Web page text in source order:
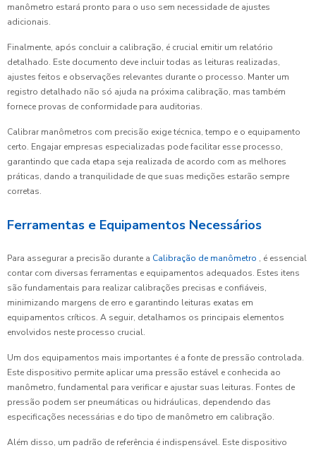
manômetro estará pronto para o uso sem necessidade de ajustes
adicionais.
Finalmente, após concluir a calibração, é crucial emitir um relatório
detalhado. Este documento deve incluir todas as leituras realizadas,
ajustes feitos e observações relevantes durante o processo. Manter um
registro detalhado não só ajuda na próxima calibração, mas também
fornece provas de conformidade para auditorias.
Calibrar manômetros com precisão exige técnica, tempo e o equipamento
certo. Engajar empresas especializadas pode facilitar esse processo,
garantindo que cada etapa seja realizada de acordo com as melhores
práticas, dando a tranquilidade de que suas medições estarão sempre
corretas.
Ferramentas e Equipamentos Necessários
Para assegurar a precisão durante a Calibração de manômetro , é essencial
contar com diversas ferramentas e equipamentos adequados. Estes itens
são fundamentais para realizar calibrações precisas e confiáveis,
minimizando margens de erro e garantindo leituras exatas em
equipamentos críticos. A seguir, detalhamos os principais elementos
envolvidos neste processo crucial.
Um dos equipamentos mais importantes é a fonte de pressão controlada.
Este dispositivo permite aplicar uma pressão estável e conhecida ao
manômetro, fundamental para verificar e ajustar suas leituras. Fontes de
pressão podem ser pneumáticas ou hidráulicas, dependendo das
especificações necessárias e do tipo de manômetro em calibração.
Além disso, um padrão de referência é indispensável. Este dispositivo